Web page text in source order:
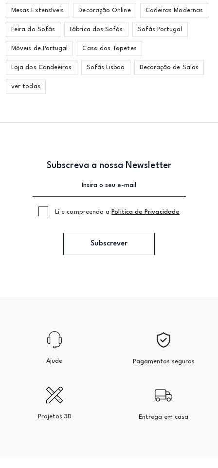
Mesas Extensíveis Decoração Online Cadeiras Modernas
Feira do Sofás Fábrica dos Sofás Sofás Portugal
Móveis de Portugal Casa dos Tapetes
Loja dos Candeeiros Sofás Lisboa Decoração de Salas
ver todas
Subscreva a nossa Newsletter
Li e compreendo a Politica de Privacidade
Subscrever
Ajuda Pagamentos seguros
Projetos 3D Entrega em casa